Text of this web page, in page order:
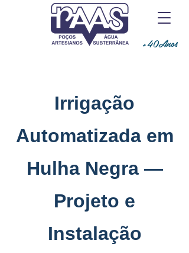
+40Anos
Irrigação
Automatizada em
Hulha Negra —
Projeto e
Instalação